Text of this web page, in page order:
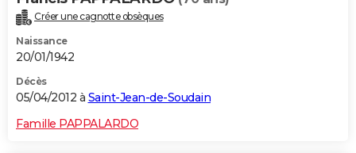
Créer une cagnotte obsèques
Naissance
20/01/1942
Décès
05/04/2012 à Saint-Jean-de-Soudain
Famille PAPPALARDO